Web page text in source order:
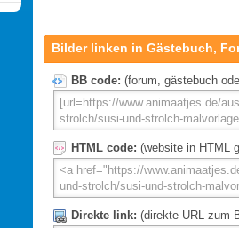
Bilder linken in Gästebuch,
BB code: (forum, gästebuch
HTML code: (website in HTML
Direkte link: (direkte URL zum